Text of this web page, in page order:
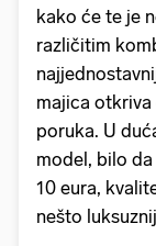
kako će te je
različitim
majica
poruka. U
model, bilo
10 eura,
nešto